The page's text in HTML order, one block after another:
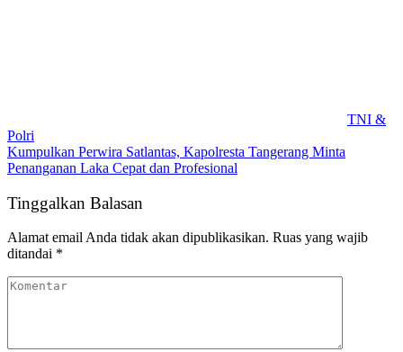
TNI &
Polri
Kumpulkan Perwira Satlantas, Kapolresta Tangerang Minta
Penanganan Laka Cepat dan Profesional
Tinggalkan Balasan
Alamat email Anda tidak akan dipublikasikan. Ruas yang wajib
ditandai *